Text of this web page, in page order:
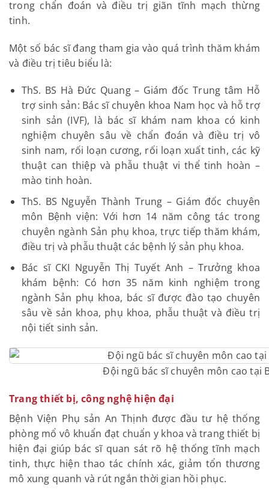
trong chẩn đoán và điều trị giãn tĩnh mạch thừng
tinh.
Một số bác sĩ đang tham gia vào quá trình thăm khám
và điều trị tiêu biểu là:
ThS. BS Hà Đức Quang – Giám đốc Trung tâm Hỗ
trợ sinh sản: Bác sĩ chuyên khoa Nam học và hỗ trợ
sinh sản (IVF), là bác sĩ khám nam khoa có kinh
nghiệm chuyên sâu về chẩn đoán và điều trị vô
sinh nam, rối loạn cương, rối loạn xuất tinh, các kỹ
thuật can thiệp và phẫu thuật vi thể tinh hoàn –
mào tinh hoàn.
ThS. BS Nguyễn Thành Trung – Giám đốc chuyên
môn Bệnh viện: Với hơn 14 năm công tác trong
chuyên ngành Sản phụ khoa, trực tiếp thăm khám,
điều trị và phẫu thuật các bệnh lý sản phụ khoa.
Bác sĩ CKI Nguyễn Thị Tuyết Anh – Trưởng khoa
khám bệnh: Có hơn 35 năm kinh nghiệm trong
ngành Sản phụ khoa, bác sĩ được đào tạo chuyên
sâu về sản khoa, phụ khoa, phẫu thuật và điều trị
nội tiết sinh sản.
Đội ngũ bác sĩ chuyên môn cao tại
Trang thiết bị, công nghệ hiện đại
Bệnh Viện Phụ sản An Thịnh được đầu tư hệ thống
phòng mổ vô khuẩn đạt chuẩn y khoa và trang thiết bị
hiện đại giúp bác sĩ quan sát rõ hệ thống tĩnh mạch
tinh, thực hiện thao tác chính xác, giảm tổn thương
mô xung quanh và rút ngắn thời gian hồi phục.